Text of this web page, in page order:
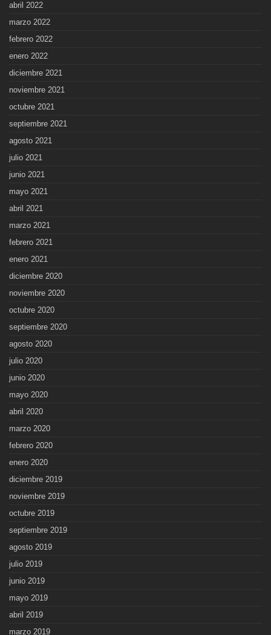
abril 2022
marzo 2022
febrero 2022
enero 2022
diciembre 2021
noviembre 2021
octubre 2021
septiembre 2021
agosto 2021
julio 2021
junio 2021
mayo 2021
abril 2021
marzo 2021
febrero 2021
enero 2021
diciembre 2020
noviembre 2020
octubre 2020
septiembre 2020
agosto 2020
julio 2020
junio 2020
mayo 2020
abril 2020
marzo 2020
febrero 2020
enero 2020
diciembre 2019
noviembre 2019
octubre 2019
septiembre 2019
agosto 2019
julio 2019
junio 2019
mayo 2019
abril 2019
marzo 2019